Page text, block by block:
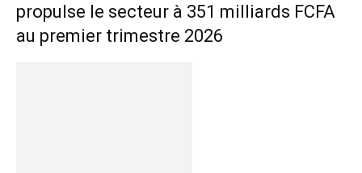
propulse le secteur à 351 milliards FCFA
au premier trimestre 2026